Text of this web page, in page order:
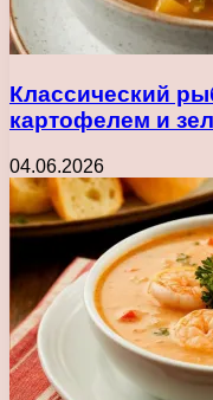
Классический
картофелем и
04.06.2026